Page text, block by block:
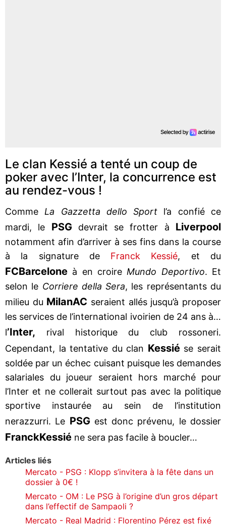
Le clan Kessié a tenté un coup de
poker avec l’Inter, la concurrence est
au rendez-vous !
Comme La Gazzetta dello Sport l’a confié ce
mardi, le PSGdevrait se frotter à Liverpool
notamment afin d’arriver à ses fins dans la course
à la signature de Franck Kessié, et du
FCBarcelone à en croire Mundo Deportivo. Et
selon le Corriere della Sera, les représentants du
milieu du MilanAC seraient allés jusqu’à proposer
les services de l’international ivoirien de 24 ans à…
l’Inter, rival historique du club rossoneri.
Cependant, la tentative du clan Kessiése serait
soldée par un échec cuisant puisque les demandes
salariales du joueur seraient hors marché pour
l’Inter et ne collerait surtout pas avec la politique
sportive instaurée au sein de l’institution
nerazzurri. Le PSGest donc prévenu, le dossier
FranckKessié ne sera pas facile à boucler…
Articles liés
Mercato - PSG : Klopp s’invitera à la fête dans un
dossier à 0€ !
Mercato - OM : Le PSG à l’origine d’un gros départ
dans l’effectif de Sampaoli ?
Mercato - Real Madrid : Florentino Pérez est fixé